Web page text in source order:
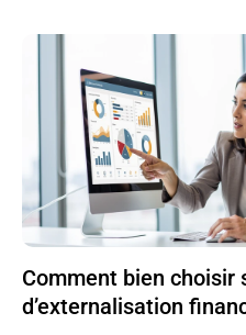
Comment bien choisir
d’externalisation